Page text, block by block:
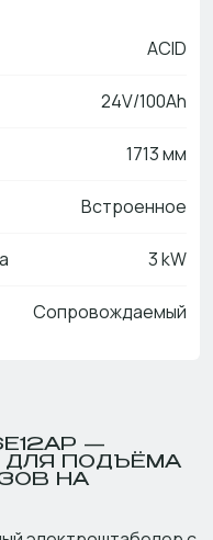
ACID
24V/100Ah
1713 мм
Встроенное
3 kW
Сопровождаемый
—
ПОДЪЁМА
НА